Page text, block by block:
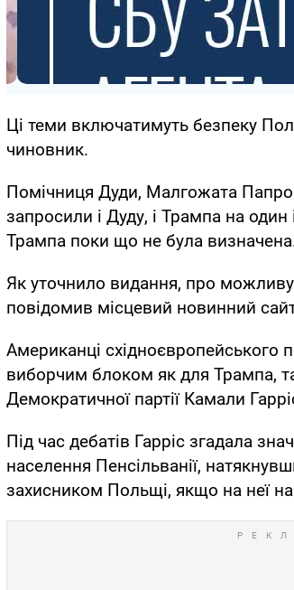
Ці теми включатимуть безпеку
чиновник.
Помічниця Дуди, Малгожата
запросили і Дуду, і Трампа на один
Трампа поки що не була
Як уточнило видання, про можливу
повідомив місцевий новинний
Американці
виборчим блоком як для Трампа,
Демократичної партії Камали
Під час дебатів Гарріс згадала
населення Пенсільванії,
захисником Польщі, якщо на неї